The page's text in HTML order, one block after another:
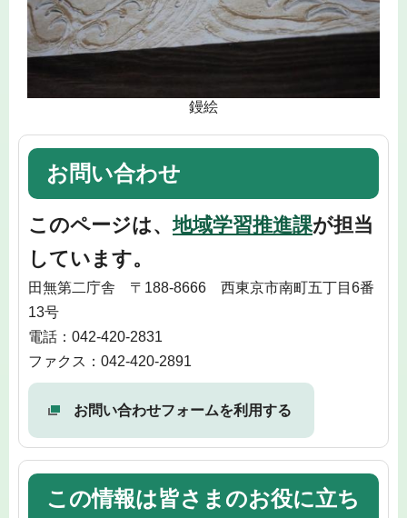
鏝絵
お問い合わせ
このページは、地域学習推進課が担当
しています。
田無第二庁舎 〒188-8666 西東京市南町五丁目6番
13号
電話：042-420-2831
ファクス：042-420-2891
お問い合わせフォームを利用する
この情報は皆さまのお役に立ち